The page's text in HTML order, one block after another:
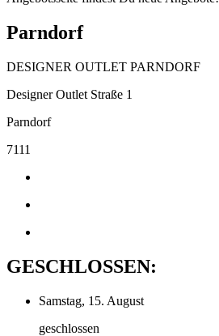
Parndorf
DESIGNER OUTLET PARNDORF
Designer Outlet Straße 1
Parndorf
7111
GESCHLOSSEN:
Samstag, 15. August
geschlossen